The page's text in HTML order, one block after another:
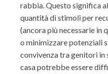
rabbia. Questo significa
quantità di stimoli per
(ancora più necessarie in
o minimizzare potenziali
convivenza tra genitori in
casa potrebbe essere